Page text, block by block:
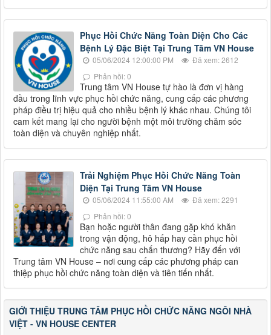
Phục Hồi Chức Năng Toàn Diện Cho Các
Bệnh Lý Đặc Biệt Tại Trung Tâm VN House
05/06/2024 12:00:00 PM
Đã xem: 2612
Phản hồi: 0
Trung tâm VN House tự hào là đơn vị hàng
đầu trong lĩnh vực phục hồi chức năng, cung cấp các phương
pháp điều trị hiệu quả cho nhiều bệnh lý khác nhau. Chúng tôi
cam kết mang lại cho người bệnh một môi trường chăm sóc
toàn diện và chuyên nghiệp nhất.
Trải Nghiệm Phục Hồi Chức Năng Toàn
Diện Tại Trung Tâm VN House
05/06/2024 11:55:00 AM
Đã xem: 2291
Phản hồi: 0
Bạn hoặc người thân đang gặp khó khăn
trong vận động, hô hấp hay cần phục hồi
chức năng sau chấn thương? Hãy đến với
Trung tâm VN House – nơi cung cấp các phương pháp can
thiệp phục hồi chức năng toàn diện và tiên tiến nhất.
GIỚI THIỆU TRUNG TÂM PHỤC HỒI CHỨC NĂNG NGÔI NHÀ
VIỆT - VN HOUSE CENTER